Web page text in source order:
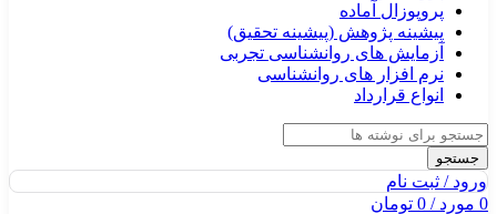
پروپوزال آماده
پیشینه پژوهش (پیشینه تحقیق)
آزمایش های روانشناسی تجربی
نرم افزار های روانشناسی
انواع قرارداد
جستجو
ورود / ثبت نام
0 مورد/
0 تومان